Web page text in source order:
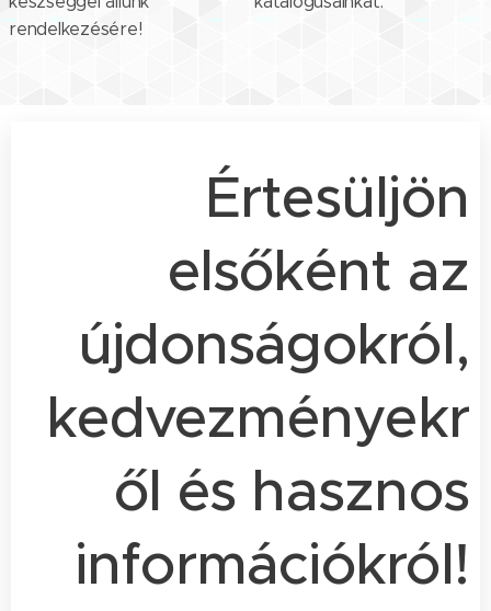
rendelkezésére!
Értesüljön
elsőként az
újdonságokról,
kedvezményekr
ől és hasznos
információkról!